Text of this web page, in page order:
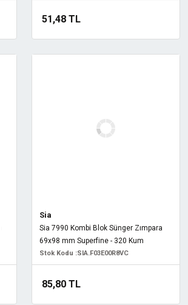
51,48 TL
Sia
Sia 7990 Kombi Blok Sünger Zımpara
69x98 mm Superfine - 320 Kum
Stok Kodu :SIA.F03E00R8VC
85,80 TL